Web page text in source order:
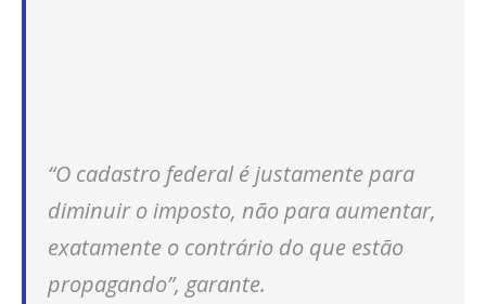
“O cadastro federal é justamente para
diminuir o imposto, não para aumentar,
exatamente o contrário do que estão
propagando”, garante.